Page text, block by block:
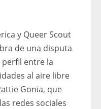
y Queer Scout
de una disputa
entre la
al aire libre
Gonia, que
redes sociales